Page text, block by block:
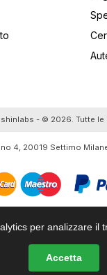
per analizzare il
Accetta
- © 2026. Tutte le
4, 20019 Settimo